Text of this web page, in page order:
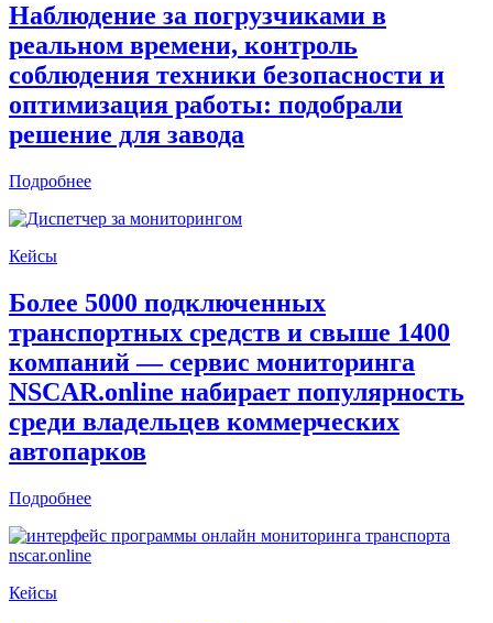
Наблюдение за погрузчиками в
реальном времени, контроль
соблюдения техники безопасности и
оптимизация работы: подобрали
решение для завода
Подробнее
Кейсы
Более 5000 подключенных
транспортных средств и свыше 1400
компаний — сервис мониторинга
NSCAR.online набирает популярность
среди владельцев коммерческих
автопарков
Подробнее
Кейсы